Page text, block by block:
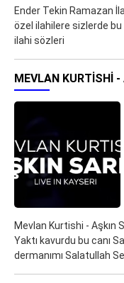
Ender Tekin Ramazan
özel ilahilere sizlerde
ilahi sözleri
MEVLAN KURTISHI
Mevlan Kurtishi - Aşkın
Yaktı kavurdu bu canı
dermanımı Salatullah